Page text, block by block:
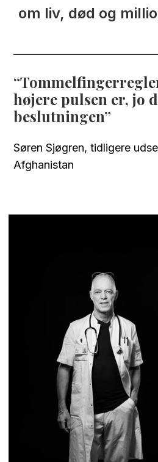
om liv, død og
højere pulsen er, jo
beslutningen
Søren Sjøgren, tidligere
Afghanistan